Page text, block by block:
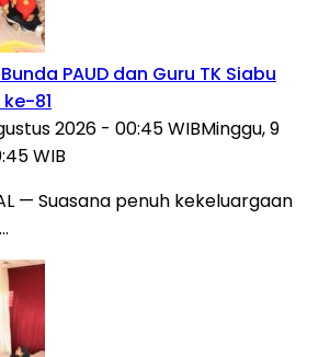
PAUD dan Guru TK Siabu
81
2026 - 00:45 WIBMinggu, 9
WIB
— Suasana penuh kekeluargaan